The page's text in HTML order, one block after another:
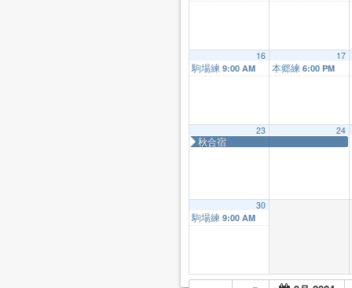
16
駒場練 9:00 AM
17
本郷練 6:00 PM
23
秋合宿
24
30
駒場練 9:00 AM